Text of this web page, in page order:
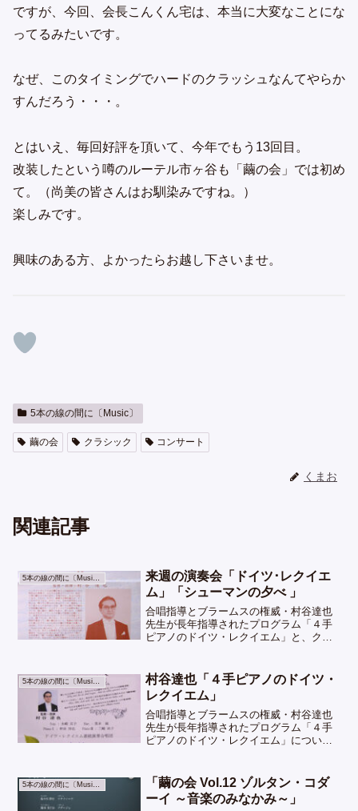
ですが、今回、会長こんくん宅は、本当に大変なことにな
ってるみたいです。
なぜ、このタイミングでハードのクラッシュなんてやらか
すんだろう・・・。
とはいえ、毎回好評を頂いて、今年でもう13回目。
改装したという噂のルーテル市ヶ谷も「繭の会」では初め
て。（尚美の皆さんはお馴染みですね。）
楽しみです。
興味のある方、よかったらお越し下さいませ。
5本の線の間に〔Music〕
繭の会 クラシック コンサート
くまお
関連記事
来週の演奏会「ドイツ･レクイエ
ム」「シューマンの夕べ 」
合唱指導とブラームスの権威・村谷達也
先生が長年指導されたプログラム「４手
ピアノのドイツ・レクイエム」と、クラ
いて紹介しています。
5本の線の間に〔Music〕
村谷達也「４手ピアノのドイツ・
レクイエム」
合唱指導とブラームスの権威・村谷達也
先生が長年指導されたプログラム「４手
ピアノのドイツ・レクイエム」について
5本の線の間に〔Music〕
「繭の会 Vol.12 ゾルタン・コダ
ーイ ～音楽のみなかみ～」